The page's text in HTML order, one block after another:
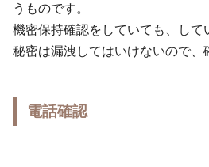
うものです。
機密保持確認をしていても、して
秘密は漏洩してはいけないので、
電話確認